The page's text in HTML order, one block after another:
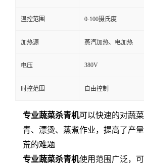
温控范围 0-100摄氏度
加热源 蒸汽加热、电加热
电压 380V
时控范围 自由控制
专业蔬菜杀青机可以快速的对蔬
青、漂烫、蒸煮作业，提高了产
荒的难题
专业蔬菜杀青机使用范围广泛，